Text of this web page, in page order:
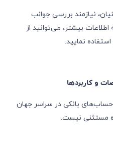
نیازمند بررسی جوانب
بیشتر، می‌توانید از
نمایید.
و کاربردها
حساب‌های بانکی در سراسر جهان
مستثنی نیست.